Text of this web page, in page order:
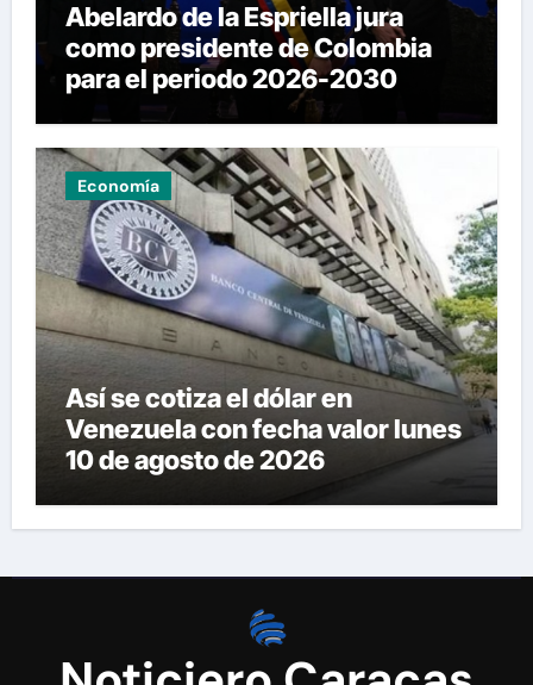
Abelardo de la Espriella jura
como presidente de Colombia
para el periodo 2026-2030
Economía
Así se cotiza el dólar en
Venezuela con fecha valor lunes
10 de agosto de 2026